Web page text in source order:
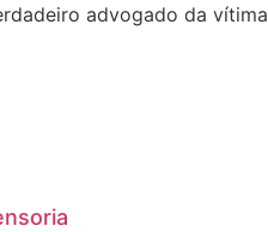
advogado da vítima